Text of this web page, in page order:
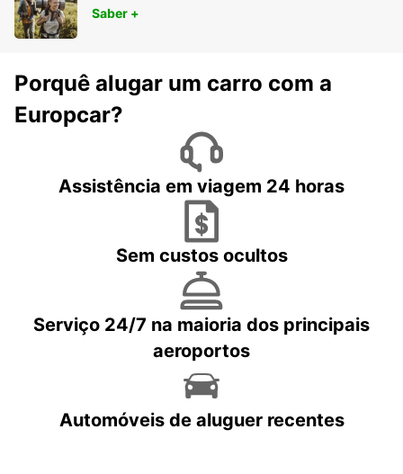
Saber +
Porquê alugar um carro com a
Europcar?
Assistência em viagem 24 horas
Sem custos ocultos
Serviço 24/7 na maioria dos principais
aeroportos
Automóveis de aluguer recentes